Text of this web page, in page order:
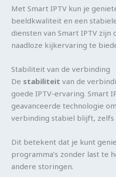
Met Smart IPTV kun je
beeldkwaliteit en een
diensten van Smart IPTV
naadloze kijkervaring te
Stabiliteit van de verbinding
De stabiliteit van de
goede IPTV-ervaring. Smart
geavanceerde technologie
verbinding stabiel blijft, zelfs
Dit betekent dat je kunt
programma’s zonder last te
andere storingen.